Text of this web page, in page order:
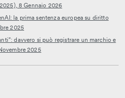
8 Gennaio 2026
la prima sentenza europea su diritto
2025
davvero si può registrare un marchio e
2025